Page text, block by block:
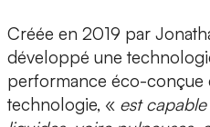
Créée en 2019 par
développé une
performance éco-conçue
technologie, « est